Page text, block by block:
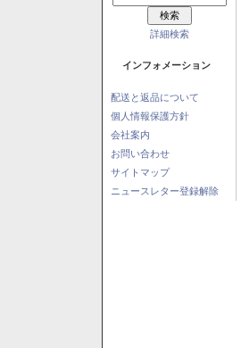
詳細検索
インフォメーション
配送と返品について
個人情報保護方針
会社案内
お問い合わせ
サイトマップ
ニュースレター登録解除